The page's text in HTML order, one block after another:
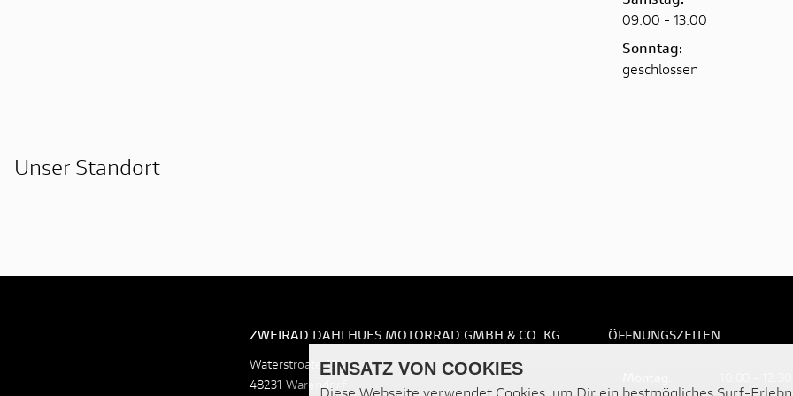
09:00 - 13:00
Sonntag:
geschlossen
Unser Standort
ZWEIRAD DAHLHUES MOTORRAD GMBH & CO. KG
Waterstroate 19
48231 Warendorf
ÖFFNUNGSZEITEN
10:00 -
EINSATZ VON COOKIES
Diese Webseite verwendet Cookies, um Dir ein bestmögliches Surf-